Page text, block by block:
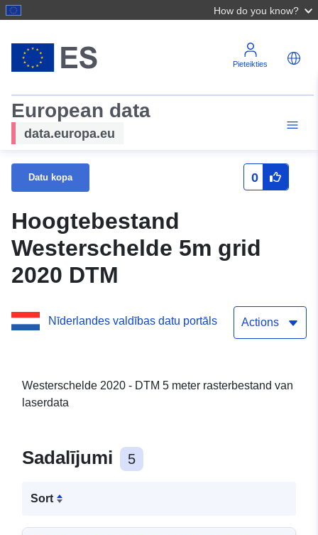
How do you know?
Pieteikties
European data
data.europa.eu
Datu kopa 0
Hoogtebestand
Westerschelde 5m grid
2020 DTM
Nīderlandes valdības datu portāls Actions
Westerschelde 2020 - DTM 5 meter rasterbestand van
laserdata
Sadalījumi 5
Sort